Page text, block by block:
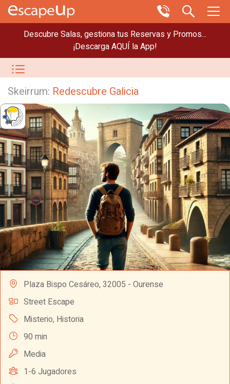
Descubre Salas, gestiona tus Reservas y Promos...
¡Descarga AQUÍ la App!
Skeirrum: Redescubre Galicia
Plaza Bispo Cesáreo, 32005 - Ourense
Street Escape
Misterio, Historia
90 min
Media
1-6 Jugadores